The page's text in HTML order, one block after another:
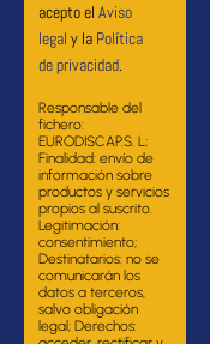
acepto el Aviso
legal y la Política
de privacidad.
Responsable del
fichero:
EURODISCAP.S. L;
Finalidad: envío de
información sobre
productos y servicios
propios al suscrito.
Legitimación:
consentimiento;
Destinatarios: no se
comunicarán los
datos a terceros,
salvo obligación
legal; Derechos: